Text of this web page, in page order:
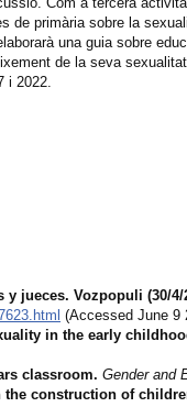
de primària sobre la
una guia sobre
de la seva
i 2022.
jueces. Vozpopuli (30/4/
(Accessed June 9
in the early
classroom. Gender and
construction of